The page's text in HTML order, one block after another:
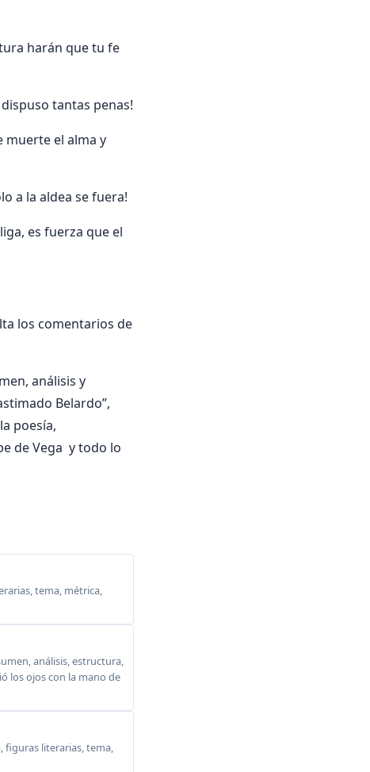
harán que tu fe
tantas penas!
muerte el alma y
a la aldea se fuera!
es fuerza que el
los comentarios de
análisis y
Belardo”,
poesía,
de Vega y todo lo
tema, métrica,
análisis, estructura,
los ojos con la mano de
figuras literarias, tema,